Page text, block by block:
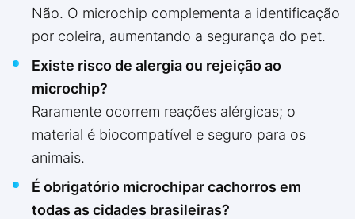
Não. O microchip complementa a identificação
por coleira, aumentando a segurança do pet.
Existe risco de alergia ou rejeição ao
microchip?
Raramente ocorrem reações alérgicas; o
material é biocompatível e seguro para os
animais.
É obrigatório microchipar cachorros em
todas as cidades brasileiras?